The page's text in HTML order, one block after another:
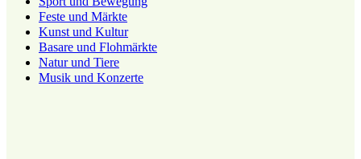
Feste und Märkte
Kunst und Kultur
Basare und Flohmärkte
Natur und Tiere
Musik und Konzerte